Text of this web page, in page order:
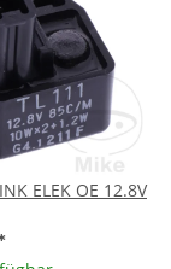
ELEK OE 12.8V